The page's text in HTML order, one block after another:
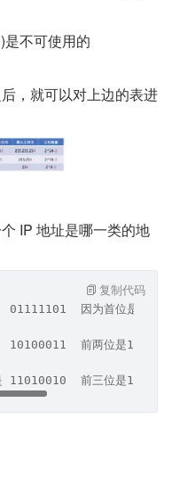
不可使用的
，就可以对上边的表进
IP 地址是哪一类的地
因为首位是0，所
前两位是10，所
前三位是110，所
复制代码